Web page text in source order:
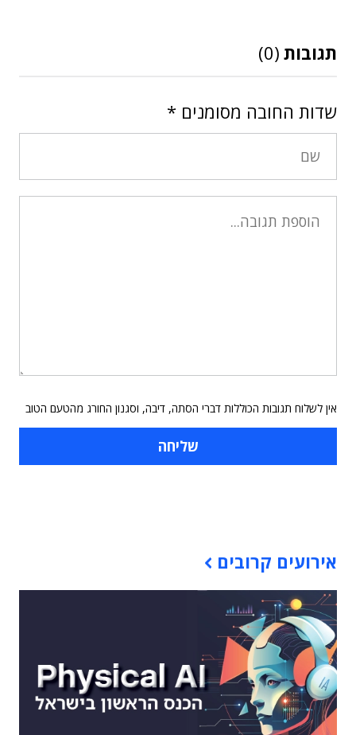
תגובות (0)
שדות החובה מסומנים *
אין לשלוח תגובות הכוללות דברי הסתה, דיבה, וסגנון החורג מהטעם הטוב
אירועים קרובים